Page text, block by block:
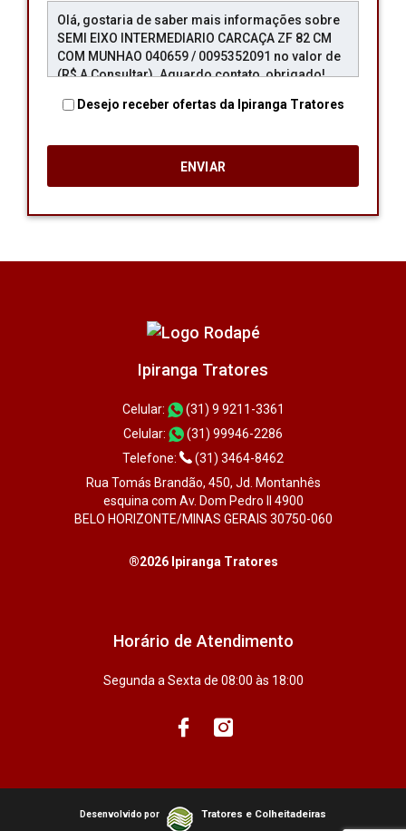
Desejo receber ofertas da Ipiranga Tratores
Ipiranga Tratores
Celular:
(31) 9 9211-3361
Celular:
(31) 99946-2286
Telefone:
(31) 3464-8462
Rua Tomás Brandão, 450, Jd. Montanhês
esquina com Av. Dom Pedro II 4900
BELO HORIZONTE/MINAS GERAIS 30750-060
®2026 Ipiranga Tratores
Horário de Atendimento
Segunda a Sexta de 08:00 às 18:00
Desenvolvido por Tratores e Colheitadeiras